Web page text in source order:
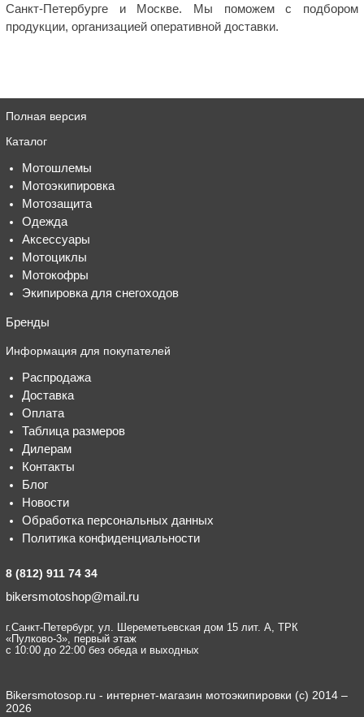
Санкт-Петербурге и Москве. Мы поможем с подбором
продукции, организацией оперативной доставки.
Полная версия
Каталог
Мотошлемы
Мотоэкипировка
Мотозащита
Одежда
Аксессуары
Мотоциклы
Мотокофры
Экипировка для снегоходов
Бренды
Информация для покупателей
Распродажа
Доставка
Оплата
Таблица размеров
Дилерам
Контакты
Блог
Новости
Обработка персональных данных
Политика конфиденциальности
8 (812) 911 74 34
bikersmotoshop@mail.ru
г.Санкт-Петербург, ул. Шереметьевская дом 15 лит. А, ТРК
«Пулково-3», первый этаж
с 10:00 до 22:00 без обеда и выходных
Bikersmotosop.ru - интернет-магазин мотоэкипировки (c) 2014 –
2026